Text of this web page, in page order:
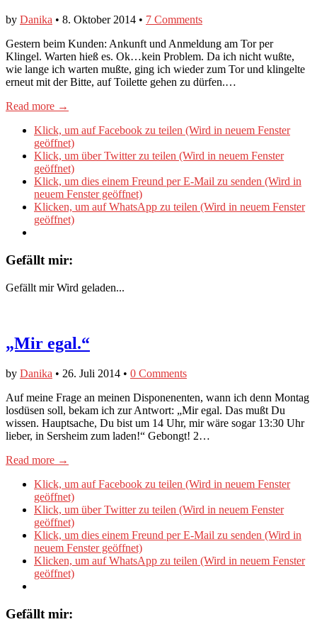
by Danika • 8. Oktober 2014 • 7 Comments
Gestern beim Kunden: Ankunft und Anmeldung am Tor per
Klingel. Warten hieß es. Ok…kein Problem. Da ich nicht wußte,
wie lange ich warten mußte, ging ich wieder zum Tor und klingelte
erneut mit der Bitte, auf Toilette gehen zu dürfen.…
Read more →
Klick, um auf Facebook zu teilen (Wird in neuem Fenster
geöffnet)
Klick, um über Twitter zu teilen (Wird in neuem Fenster
geöffnet)
Klick, um dies einem Freund per E-Mail zu senden (Wird in
neuem Fenster geöffnet)
Klicken, um auf WhatsApp zu teilen (Wird in neuem Fenster
geöffnet)
Gefällt mir:
Gefällt mir Wird geladen...
„Mir egal.“
by Danika • 26. Juli 2014 • 0 Comments
Auf meine Frage an meinen Disponenenten, wann ich denn Montag
losdüsen soll, bekam ich zur Antwort: „Mir egal. Das mußt Du
wissen. Hauptsache, Du bist um 14 Uhr, mir wäre sogar 13:30 Uhr
lieber, in Sersheim zum laden!“ Gebongt! 2…
Read more →
Klick, um auf Facebook zu teilen (Wird in neuem Fenster
geöffnet)
Klick, um über Twitter zu teilen (Wird in neuem Fenster
geöffnet)
Klick, um dies einem Freund per E-Mail zu senden (Wird in
neuem Fenster geöffnet)
Klicken, um auf WhatsApp zu teilen (Wird in neuem Fenster
geöffnet)
Gefällt mir: